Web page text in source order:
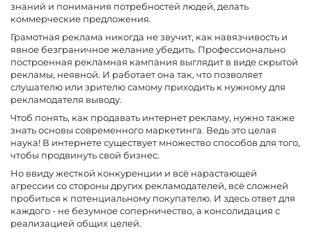
знаний и понимания потребностей людей, делать
коммерческие предложения.
Грамотная реклама никогда не звучит, как навязчивость и
явное безграничное желание убедить. Профессионально
построенная рекламная кампания выглядит в виде скрытой
рекламы, неявной. И работает она так, что позволяет
слушателю или зрителю самому приходить к нужному для
рекламодателя выводу.
Чтоб понять, как продавать интернет рекламу, нужно также
знать основы современного маркетинга. Ведь это целая
наука! В интернете существует множество способов для того,
чтобы продвинуть свой бизнес.
Но ввиду жесткой конкуренции и всё нарастающей
агрессии со стороны других рекламодателей, всё сложней
пробиться к потенциальному покупателю. И здесь ответ для
каждого - не безумное соперничество, а консолидация с
реализацией общих целей.